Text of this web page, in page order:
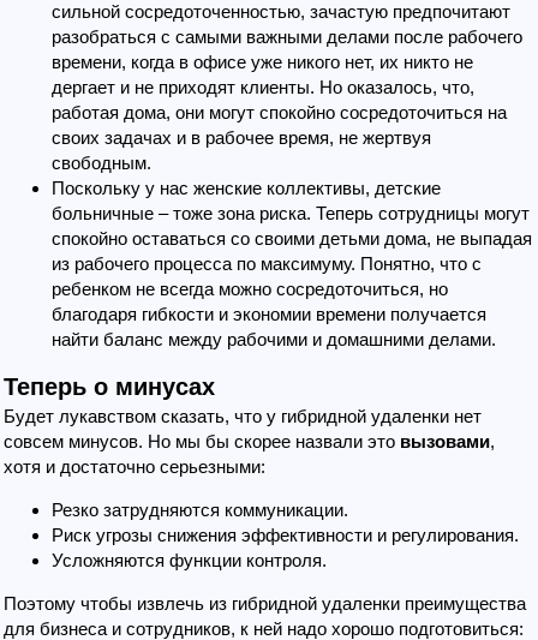
сильной сосредоточенностью, зачастую предпочитают
разобраться с самыми важными делами после рабочего
времени, когда в офисе уже никого нет, их никто не
дергает и не приходят клиенты. Но оказалось, что,
работая дома, они могут спокойно сосредоточиться на
своих задачах и в рабочее время, не жертвуя
свободным.
Поскольку у нас женские коллективы, детские
больничные ­– тоже зона риска. Теперь сотрудницы могут
спокойно оставаться со своими детьми дома, не выпадая
из рабочего процесса по максимуму. Понятно, что с
ребенком не всегда можно сосредоточиться, но
благодаря гибкости и экономии времени получается
найти баланс между рабочими и домашними делами.
Теперь о минусах
Будет лукавством сказать, что у гибридной удаленки нет
совсем минусов. Но мы бы скорее назвали это вызовами,
хотя и достаточно серьезными:
Резко затрудняются коммуникации.
Риск угрозы снижения эффективности и регулирования.
Усложняются функции контроля.
Поэтому чтобы извлечь из гибридной удаленки преимущества
для бизнеса и сотрудников, к ней надо хорошо подготовиться: